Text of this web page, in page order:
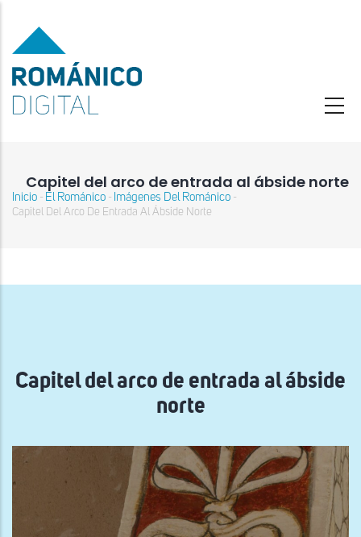
contenido
principal
Capitel del arco de entrada al ábside norte
Sobrescribir
ayuda
Inicio - El Románico - Imágenes Del Románico -
Capitel Del Arco De Entrada Al Ábside Norte
Capitel del arco de entrada al ábside
norte